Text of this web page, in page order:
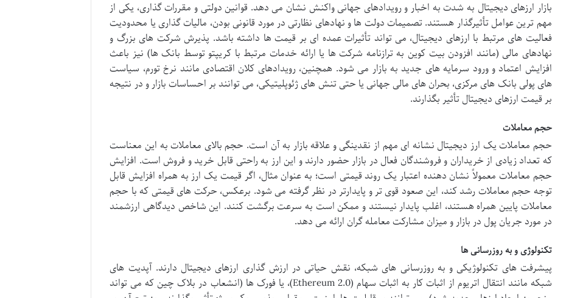
بازار ارزهای دیجیتال به شدت به اخبار و رویدادهای جهانی واکنش نشان می دهد. قوانین دولتی و مقررات گذاری، یکی از
مهم ترین عوامل تأثیرگذار هستند. تصمیمات دولت ها و نهادهای نظارتی در مورد قانونی بودن، مالیات گذاری یا محدودیت
فعالیت های مرتبط با ارزهای دیجیتال، می تواند تأثیرات عمده ای بر قیمت ها داشته باشد. پذیرش شرکت های بزرگ و
نهادهای مالی (مانند افزودن بیت کوین به ترازنامه شرکت ها یا ارائه خدمات مرتبط با کریپتو توسط بانک ها) نیز باعث
افزایش اعتماد و ورود سرمایه های جدید به بازار می شود. همچنین، رویدادهای کلان اقتصادی مانند نرخ تورم، سیاست
های پولی بانک های مرکزی، بحران های مالی جهانی یا حتی تنش های ژئوپلیتیکی، می توانند بر احساسات بازار و در نتیجه
بر قیمت ارزهای دیجیتال تأثیر بگذارند.
حجم معاملات
حجم معاملات یک ارز دیجیتال نشانه ای مهم از نقدینگی و علاقه بازار به آن است. حجم بالای معاملات به این معناست
که تعداد زیادی از خریداران و فروشندگان فعال در بازار حضور دارند و این ارز به راحتی قابل خرید و فروش است. افزایش
حجم معاملات معمولاً نشان دهنده اعتبار یک روند قیمتی است؛ به عنوان مثال، اگر قیمت یک ارز به همراه افزایش قابل
توجه حجم معاملات رشد کند، این صعود قوی تر و پایدارتر در نظر گرفته می شود. برعکس، حرکت های قیمتی که با حجم
معاملات پایین همراه هستند، اغلب پایدار نیستند و ممکن است به سرعت برگشت کنند. این شاخص دیدگاهی ارزشمند
در مورد جریان پول در بازار و میزان مشارکت معامله گران ارائه می دهد.
تکنولوژی و به روزرسانی ها
پیشرفت های تکنولوژیکی و به روزرسانی های شبکه، نقش حیاتی در ارزش گذاری ارزهای دیجیتال دارند. آپدیت های
شبکه مانند انتقال اتریوم از اثبات کار به اثبات سهام (Ethereum 2.0)، یا فورک ها (انشعاب در بلاک چین که می تواند